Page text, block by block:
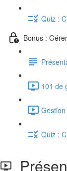
Quiz :
Bonus :
101 de
Quiz :